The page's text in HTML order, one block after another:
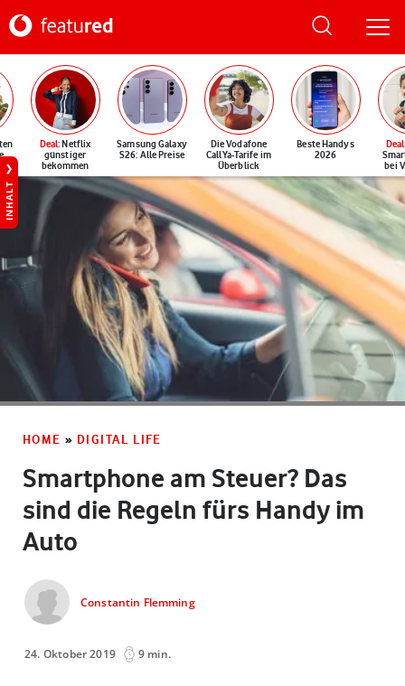
Deal: Netflix
günstiger
bekommen
Samsung Galaxy
S26: Alle Preise
Die Vodafone
CallYa-Tarife im
Überblick
Beste Handys
2026
Deal
bei
INHALT
HOME » DIGITAL LIFE
Smartphone am Steuer? Das
sind die Regeln fürs Handy im
Auto
Constantin Flemming
24. Oktober 2019 9 min.